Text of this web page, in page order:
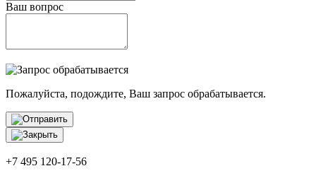
Ваш вопрос
Пожалуйста, подождите, Ваш запрос обрабатывается.
+7 495 120-17-56